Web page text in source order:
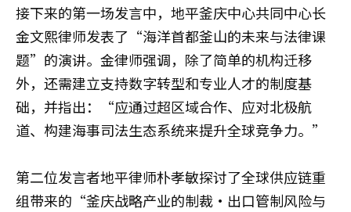
接下来的第一场发言中，地平釜庆中心共同中心长
金文熙律师发表了“海洋首都釜山的未来与法律课
题”的演讲。金律师强调，除了简单的机构迁移
外，还需建立支持数字转型和专业人才的制度基
础，并指出：“应通过超区域合作、应对北极航
道、构建海事司法生态系统来提升全球竞争力。”
第二位发言者地平律师朴孝敏探讨了全球供应链重
组带来的“釜庆战略产业的制裁·出口管制风险与